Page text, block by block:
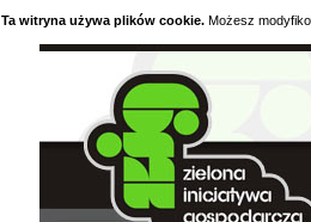
Ta witryna używa plików cookie. Możesz